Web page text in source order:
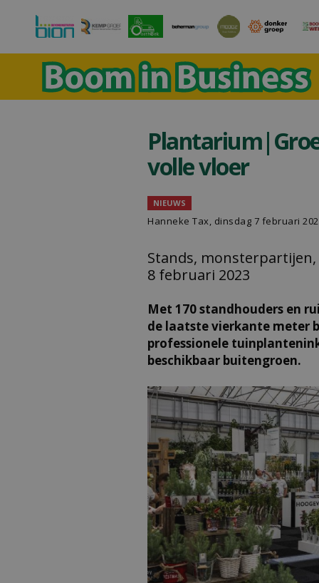
volle vloer
NIEUWS
Hanneke Tax, dinsdag 7 februari
Stands,
8 februari 2023
Met 170 standhouders en
de laatste vierkante meter
professionele
beschikbaar buitengroen.